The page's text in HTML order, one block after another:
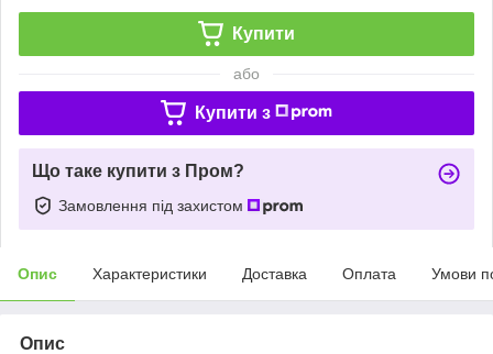
Купити
або
Купити з
Що таке купити з Пром?
Замовлення під захистом
Опис Характеристики Доставка Оплата Умови
Опис